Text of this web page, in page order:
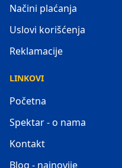
Načini plaćanja
Uslovi korišćenja
Reklamacije
LINKOVI
Početna
Spektar - o nama
Kontakt
Blog - najnovije